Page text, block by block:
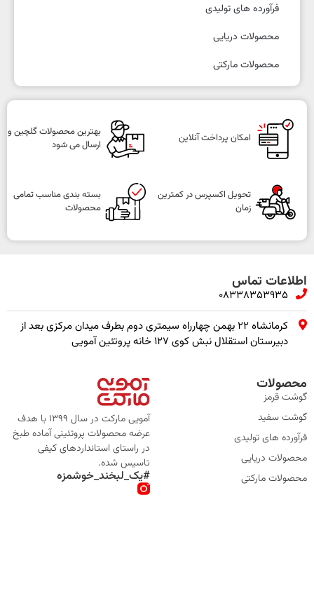
فرآورده های تولیدی
محصولات دریایی
محصولات مارکتی
امکان پرداخت آنلاین
بهترین محصولات گلچین و
ارسال می شود
تحویل اکسپرس در کمترین
زمان
بسته بندی مناسب تمامی
محصولات
اطلاعات تماس
08338353935
کرمانشاه ۲۲ بهمن چهارراه سیمتری دوم بطرف میدان مرکزی بعد از
دبیرستان استقلال نبش کوی ۱۲۷ خانه پروتئین آمویی
محصولات
گوشت قرمز
گوشت سفید
فرآورده های تولیدی
محصولات دریایی
محصولات مارکتی
آمویی مارکت در سال 1399 با هدف
عرضه محصولات پروتئینی آماده طبخ
در راستای استانداردهای کیفی
تاسیس شده.
#یک_لبخند_خوشمزه